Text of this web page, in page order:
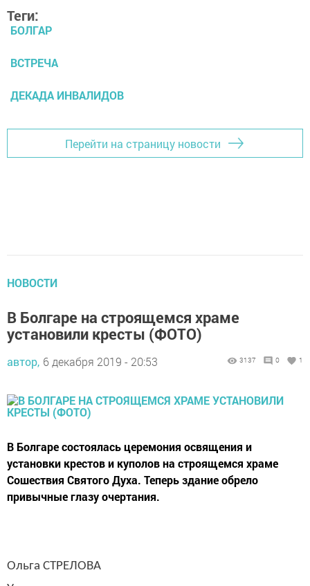
Теги:
БОЛГАР
ВСТРЕЧА
ДЕКАДА ИНВАЛИДОВ
Перейти на страницу новости
НОВОСТИ
В Болгаре на строящемся храме
установили кресты (ФОТО)
автор, 6 декабря 2019 - 20:53 3137 0 1
​​​​​​​В Болгаре состоялась церемония освящения и
установки крестов и куполов на строящемся храме
Сошествия Святого Духа. Теперь здание обрело
привычные глазу очертания.
Ольга СТРЕЛОВА